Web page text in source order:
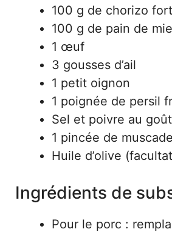
100 g de chorizo fort
100 g de pain de
1 œuf
3 gousses d’ail
1 petit oignon
1 poignée de persil
Sel et poivre au goût
1 pincée de muscade
Huile d’olive
Ingrédients de
Pour le porc :